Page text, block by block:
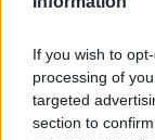
If you wish to
processing of
targeted
section to
Salva